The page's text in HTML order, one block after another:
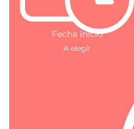
Fecha inicio
A elegir